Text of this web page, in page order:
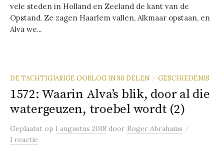
vele steden in Holland en Zeeland de kant van de
Opstand. Ze zagen Haarlem vallen, Alkmaar opstaan, en
Alva we...
DE TACHTIGJARIGE OORLOG IN 80 DELEN / GESCHIEDENIS
1572: Waarin Alva’s blik, door al die
watergeuzen, troebel wordt (2)
Geplaatst op 1 augustus 2018 door Roger Abrahams /
1 reactie